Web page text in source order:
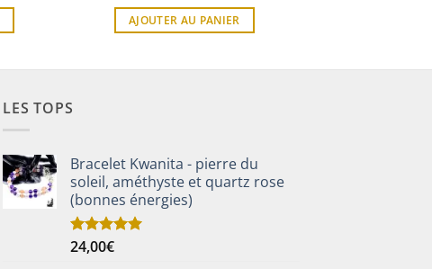
AJOUTER AU PANIER
LES TOPS
Bracelet Kwanita - pierre du
soleil, améthyste et quartz rose
(bonnes énergies)
Note5.00
24,00€